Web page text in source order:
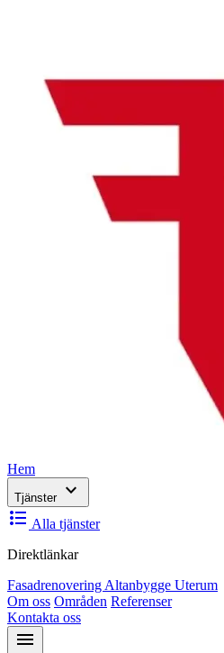
Hem
Tjänster expand_more
format_list_bulleted Alla tjänster
Direktlänkar
Fasadrenovering Altanbygge Uterum
Om oss Områden Referenser
Kontakta oss
menu